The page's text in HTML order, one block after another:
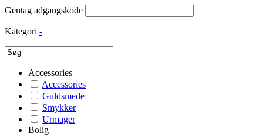
Gentag adgangskode
Kategori -
Accessories
Accessories
Guldsmede
Smykker
Urmager
Bolig